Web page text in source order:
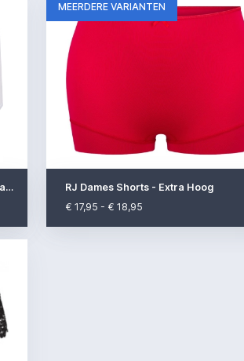
Racky - Twenty Ondergoed - Maxi / Taille
MEERDERE VARIANTEN
RJ Dames Shorts - Extra Hoog
€ 17,95 - € 18,95